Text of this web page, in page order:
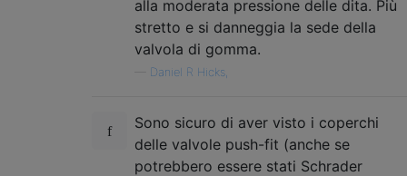
alla moderata pressione delle dita. Più
stretto e si danneggia la sede della
valvola di gomma.
Daniel R Hicks,
Sono sicuro di aver visto i coperchi
delle valvole push-fit (anche se
potrebbero essere stati Schrader